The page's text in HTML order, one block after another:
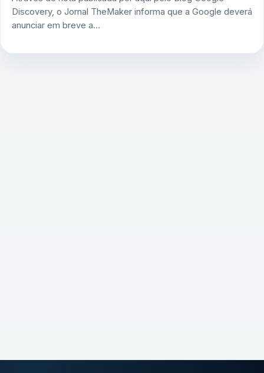
Discovery, o Jornal TheMaker informa que a Google deverá
anunciar em breve a…